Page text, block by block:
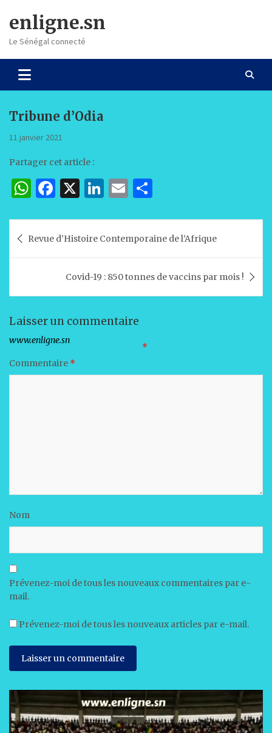
content
enligne.sn
Le Sénégal connecté
Tribune d’Odia
11 janvier 2021
Partager cet article :
W
at
s
A
F
c
e
b
o
k
X
Li
k
e
dI
n
E
ai
l
ta
g
er
de Revue d’Histoire Contemporaine de l’Afrique
Covid-19 : 850 tonnes de vaccins par mois !
Laisser un commentaire
Votre adresse e-mail ne sera pas publiée.
Les champs obligatoires sont indiqués avec *
Commentaire *
Nom
Prévenez-moi de tous les nouveaux commentaires par e-
mail.
Prévenez-moi de tous les nouveaux articles par e-mail.